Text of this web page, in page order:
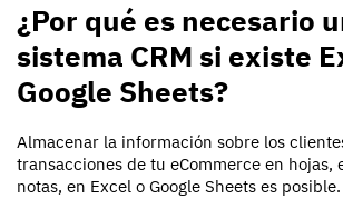
¿Por qué es necesario
sistema CRM si existe
Google Sheets?
Almacenar la información sobre los
transacciones de tu eCommerce en hojas,
notas, en Excel o Google Sheets es posible.